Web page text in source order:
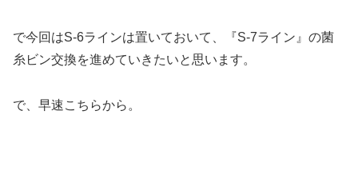
で今回はS-6ラインは置いておいて、『S-7ライン』の菌
糸ビン交換を進めていきたいと思います。
で、早速こちらから。